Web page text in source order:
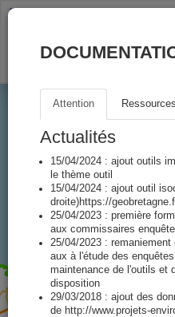
Afficher la légende
Attention Ressources
Actualités
15/04/2024 : ajout outils
le thème outil
15/04/2024 : ajout outil
droite)https://
25/04/2023 : première
aux commissaires
25/04/2023 :
aux à l'étude des
maintenance de l'outils et
disposition
29/03/2018 : ajout des
de http://www.projets-